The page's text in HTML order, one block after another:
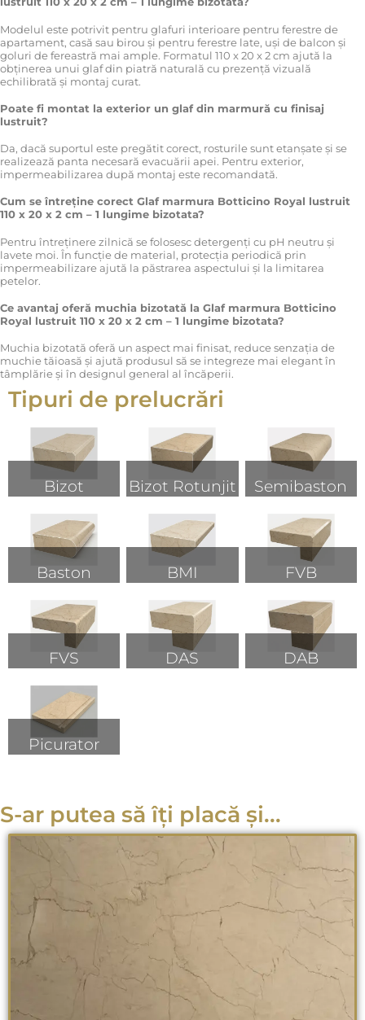
Modelul este potrivit pentru glafuri interioare pentru ferestre de
apartament, casă sau birou și pentru ferestre late, uși de balcon și
goluri de fereastră mai ample. Formatul 110 x 20 x 2 cm ajută la
obținerea unui glaf din piatră naturală cu prezență vizuală
echilibrată și montaj curat.
Poate fi montat la exterior un glaf din marmură cu finisaj
lustruit?
Da, dacă suportul este pregătit corect, rosturile sunt etanșate și se
realizează panta necesară evacuării apei. Pentru exterior,
impermeabilizarea după montaj este recomandată.
Cum se întreține corect Glaf marmura Botticino Royal lustruit
110 x 20 x 2 cm – 1 lungime bizotata?
Pentru întreținere zilnică se folosesc detergenți cu pH neutru și
lavete moi. În funcție de material, protecția periodică prin
impermeabilizare ajută la păstrarea aspectului și la limitarea
petelor.
Ce avantaj oferă muchia bizotată la Glaf marmura Botticino
Royal lustruit 110 x 20 x 2 cm – 1 lungime bizotata?
Muchia bizotată oferă un aspect mai finisat, reduce senzația de
muchie tăioasă și ajută produsul să se integreze mai elegant în
tâmplărie și în designul general al încăperii.
Tipuri de prelucrări
Bizot Bizot Rotunjit Semibaston
Baston BMI FVB
FVS DAS DAB
Picurator
S-ar putea să îți placă și...